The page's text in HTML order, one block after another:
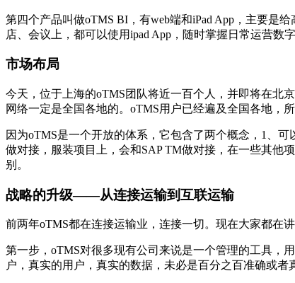
第四个产品叫做oTMS BI，有web端和iPad App，主要是
店、会议上，都可以使用ipad App，随时掌握日常运营数
市场布局
今天，位于上海的oTMS团队将近一百个人，并即将在北
网络一定是全国各地的。oTMS用户已经遍及全国各地，
因为oTMS是一个开放的体系，它包含了两个概念，1、
做对接，服装项目上，会和SAP TM做对接，在一些其他
别。
战略的升级——从连接运输到互联运输
前两年oTMS都在连接运输业，连接一切。现在大家都在
第一步，oTMS对很多现有公司来说是一个管理的工具，
户，真实的用户，真实的数据，未必是百分之百准确或